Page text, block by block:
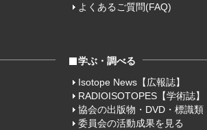
よくあるご質問(FAQ)
学ぶ・調べる
Isotope News【広報誌】
RADIOISOTOPES【学術誌】
協会の出版物・DVD・標識類
委員会の活動成果を見る